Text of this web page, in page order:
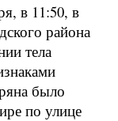
в 11:50, в
района
тела
было
по улице